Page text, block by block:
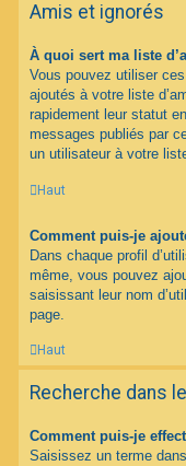
Amis et ignorés
À quoi sert ma liste
Vous pouvez utiliser
ajoutés à votre liste
rapidement leur statut
messages publiés par
un utilisateur à votre
Haut
Comment puis-je
Dans chaque profil
même, vous pouvez
saisissant leur nom
page.
Haut
Recherche dans
Comment puis-je
Saisissez un terme